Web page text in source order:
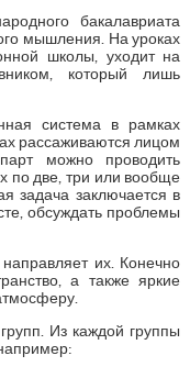
бакалавриата
мышления. На уроках
школы, уходит на
который лишь
система в рамках
рассаживаются лицом
можно проводить
по две, три или вообще
задача заключается в
обсуждать проблемы
их. Конечно
а также яркие
Из каждой группы